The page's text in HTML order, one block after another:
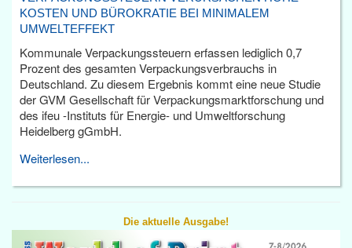
KOSTEN UND BÜROKRATIE BEI MINIMALEM
UMWELTEFFEKT
Kommunale Verpackungssteuern erfassen lediglich 0,7
Prozent des gesamten Verpackungsverbrauchs in
Deutschland. Zu diesem Ergebnis kommt eine neue Studie
der GVM Gesellschaft für Verpackungsmarktforschung und
des ifeu -Instituts für Energie- und Umweltforschung
Heidelberg gGmbH.
Weiterlesen...
Die aktuelle Ausgabe!